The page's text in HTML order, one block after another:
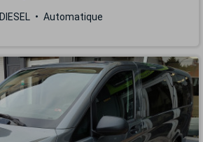
DIESEL Automatique